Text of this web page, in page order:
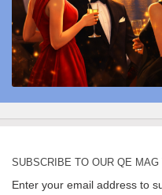
SUBSCRIBE TO OUR QE
Enter your email address to